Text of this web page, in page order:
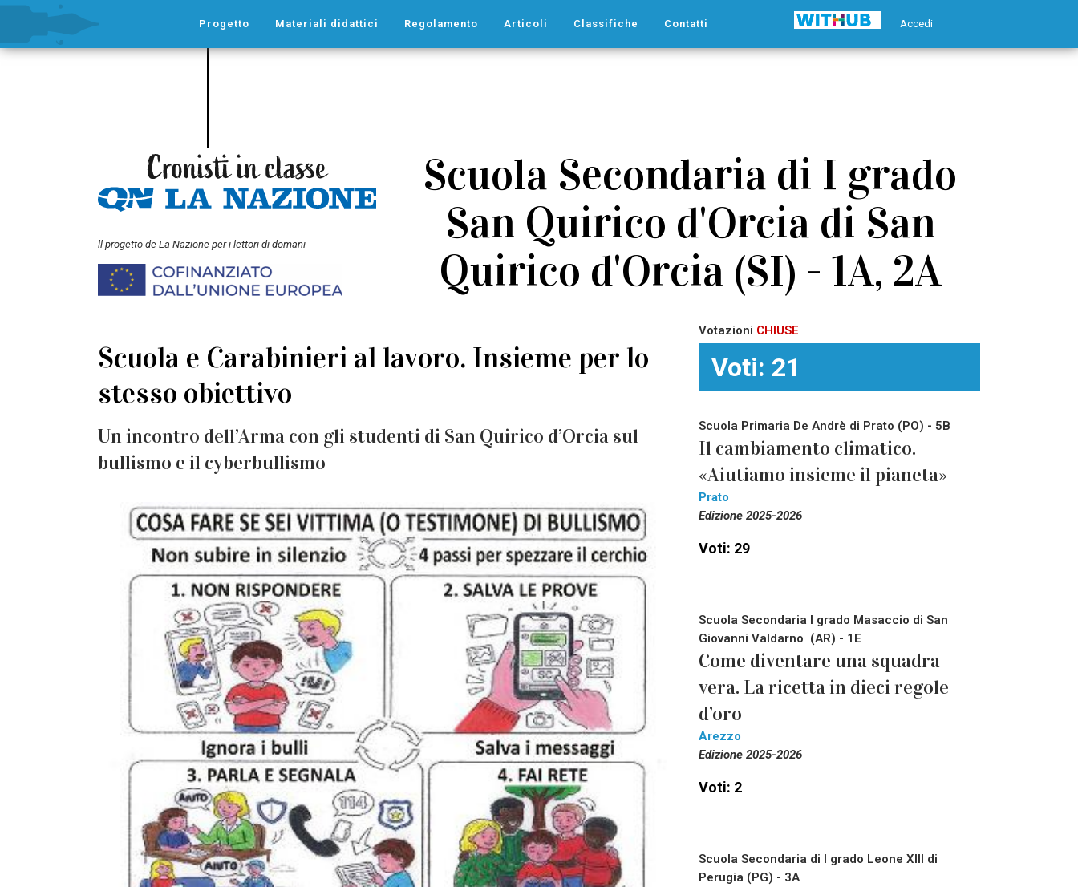
Accedi
Progetto Materiali didattici Regolamento Articoli Classifiche Contatti
ll progetto de La Nazione per i lettori di domani
Scuola Secondaria di I grado
San Quirico d'Orcia di San
Quirico d'Orcia (SI) - 1A, 2A
Scuola e Carabinieri al lavoro. Insieme per lo
stesso obiettivo
Un incontro dell’Arma con gli studenti di San Quirico d’Orcia sul
bullismo e il cyberbullismo
Votazioni CHIUSE
Voti: 21
Scuola Primaria De Andrè di Prato (PO) - 5B
Il cambiamento climatico.
«Aiutiamo insieme il pianeta»
Prato
Edizione 2025-2026
Voti: 29
Scuola Secondaria I grado Masaccio di San
Giovanni Valdarno (AR) - 1E
Come diventare una squadra
vera. La ricetta in dieci regole
d’oro
Arezzo
Edizione 2025-2026
Voti: 2
Scuola Secondaria di I grado Leone XIII di
Perugia (PG) - 3A